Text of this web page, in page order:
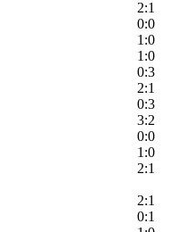
2:1
0:0
1:0
1:0
0:3
2:1
0:3
3:2
0:0
1:0
2:1
2:1
0:1